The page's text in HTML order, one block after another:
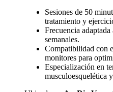
Sesiones de 50
tratamiento y
Frecuencia
semanales.
Compatibilidad con
monitores para
Especialización en
musculoesquelética